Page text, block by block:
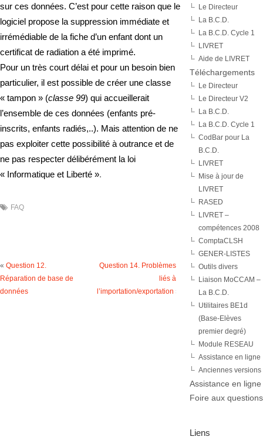
sur ces données. C’est pour cette raison que le
logiciel propose la suppression immédiate et
irrémédiable de la fiche d’un enfant dont un
certificat de radiation a été imprimé.
Pour un très court délai et pour un besoin bien
particulier, il est possible de créer une classe
« tampon » (classe 99) qui accueillerait
l’ensemble de ces données (enfants pré-
inscrits, enfants radiés,..). Mais attention de ne
pas exploiter cette possibilité à outrance et de
ne pas respecter délibérément la loi
« Informatique et Liberté ».
FAQ
« Question 12.
Réparation de base de
données
Question 14. Problèmes
liés à
l’importation/exportation »
Le Directeur
La B.C.D.
La B.C.D. Cycle 1
LIVRET
Aide de LIVRET
Téléchargements
Le Directeur
Le Directeur V2
La B.C.D.
La B.C.D. Cycle 1
CodBar pour La
B.C.D.
LIVRET
Mise à jour de
LIVRET
RASED
LIVRET –
compétences 2008
ComptaCLSH
GENER-LISTES
Outils divers
Liaison MoCCAM –
La B.C.D.
Utilitaires BE1d
(Base-Elèves
premier degré)
Module RESEAU
Assistance en ligne
Anciennes versions
Assistance en ligne
Foire aux questions
Liens